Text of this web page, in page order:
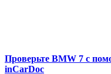
Проверьте BMW 7 с
inCarDoc